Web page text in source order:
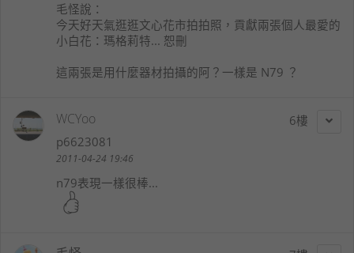
毛怪說：
今天好天氣逛逛文心花市拍拍照，貢獻兩張個人最愛的
小白花：瑪格莉特... 恕刪
這兩張是用什麼器材拍攝的阿？一樣是 N79 ？
6
WCYoo
p6623081
2011-04-24 19:46
n79表現一樣很棒...